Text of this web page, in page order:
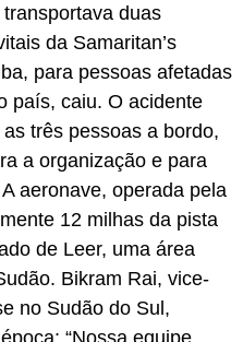
duas
da Samaritan’s
para pessoas afetadas
país, caiu. O acidente
três pessoas a bordo,
a organização e para
aeronave, operada pela
12 milhas da pista
de Leer, uma área
Bikram Rai, vice-
no Sudão do Sul,
“Nossa equipe